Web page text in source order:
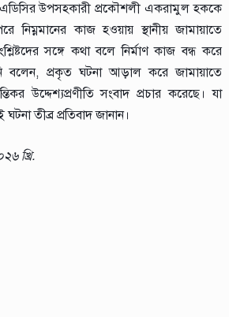
উপসহকারী প্রকৌশলী একরামুল হককে
নিম্নমানের কাজ হওয়ায় স্থানীয় জামায়াতে
সঙ্গে কথা বলে নির্মাণ কাজ বন্ধ করে
বলেন, প্রকৃত ঘটনা আড়াল করে জামায়াতে
উদ্দেশ্যপ্রণীতি সংবাদ প্রচার করেছে। যা
তীব্র প্রতিবাদ জানান।
খ্রি.